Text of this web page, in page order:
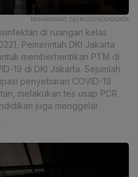
MUHAMMAD ZAENUDDIN|KATADATA
di ruangan kelas
Pemerintah DKI Jakarta
memberhentikan PTM di
19 di DKI Jakarta. Sejumlah
penyebaran COVID-19
melakukan tes usap PCR
juga menggelar